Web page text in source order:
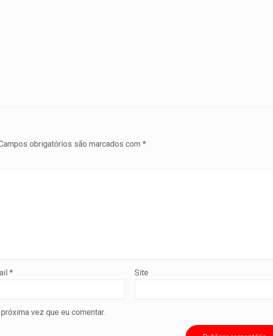
obrigatórios são marcados com *
* Site
vez que eu comentar.